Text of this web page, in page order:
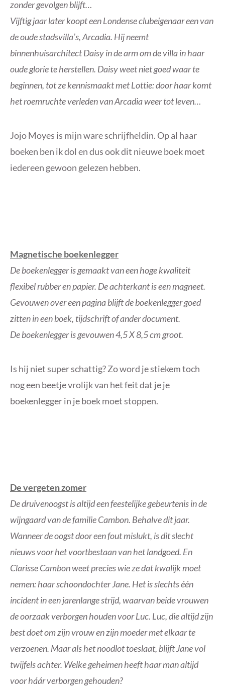
zonder gevolgen blijft…
Vijftig jaar later koopt een Londense clubeigenaar een van
de oude stadsvilla’s, Arcadia. Hij neemt
binnenhuisarchitect Daisy in de arm om de villa in haar
oude glorie te herstellen. Daisy weet niet goed waar te
beginnen, tot ze kennismaakt met Lottie: door haar komt
het roemruchte verleden van Arcadia weer tot leven…
Jojo Moyes is mijn ware schrijfheldin. Op al haar
boeken ben ik dol en dus ook dit nieuwe boek moet
iedereen gewoon gelezen hebben.
Magnetische boekenlegger
De boekenlegger is gemaakt van een hoge kwaliteit
flexibel rubber en papier. De achterkant is een magneet.
Gevouwen over een pagina blijft de boekenlegger goed
zitten in een boek, tijdschrift of ander document.
De boekenlegger is gevouwen 4,5 X 8,5 cm groot.
Is hij niet super schattig? Zo word je stiekem toch
nog een beetje vrolijk van het feit dat je je
boekenlegger in je boek moet stoppen.
De vergeten zomer
De druivenoogst is altijd een feestelijke gebeurtenis in de
wijngaard van de familie Cambon. Behalve dit jaar.
Wanneer de oogst door een fout mislukt, is dit slecht
nieuws voor het voortbestaan van het landgoed. En
Clarisse Cambon weet precies wie ze dat kwalijk moet
nemen: haar schoondochter Jane. Het is slechts één
incident in een jarenlange strijd, waarvan beide vrouwen
de oorzaak verborgen houden voor Luc. Luc, die altijd zijn
best doet om zijn vrouw en zijn moeder met elkaar te
verzoenen. Maar als het noodlot toeslaat, blijft Jane vol
twijfels achter. Welke geheimen heeft haar man altijd
voor háár verborgen gehouden?